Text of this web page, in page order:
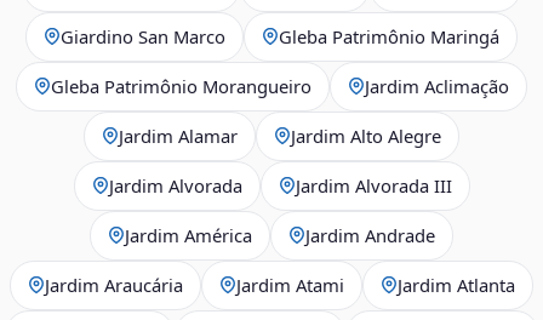
Giardino San Marco Gleba Patrimônio Maringá
Gleba Patrimônio Morangueiro Jardim Aclimação
Jardim Alamar Jardim Alto Alegre
Jardim Alvorada Jardim Alvorada III
Jardim América Jardim Andrade
Jardim Araucária Jardim Atami Jardim Atlanta